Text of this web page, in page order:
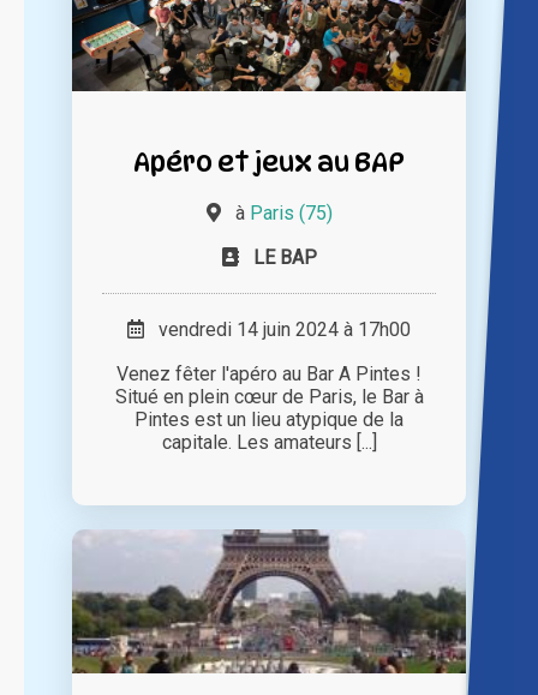
Apéro et jeux au BAP
à Paris (75)
LE BAP
vendredi 14 juin 2024 à 17h00
Venez fêter l'apéro au Bar A Pintes !
Situé en plein cœur de Paris, le Bar à
Pintes est un lieu atypique de la
capitale. Les amateurs [...]